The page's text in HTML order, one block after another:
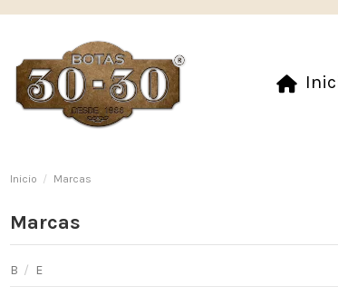
Inicio Marcas
Marcas
B / E